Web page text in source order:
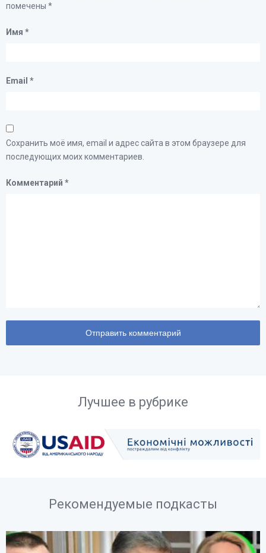
помечены *
Имя *
Email *
Сохранить моё имя, email и адрес сайта в этом браузере для
последующих моих комментариев.
Комментарий *
Лучшее в рубрике
Рекомендуемые подкасты